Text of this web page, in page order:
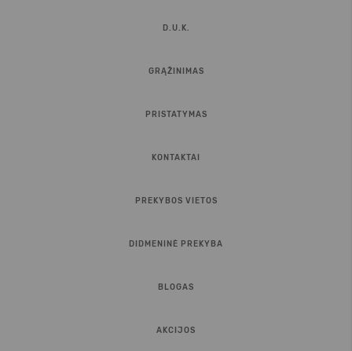
D.U.K.
GRĄŽINIMAS
PRISTATYMAS
KONTAKTAI
PREKYBOS VIETOS
DIDMENINĖ PREKYBA
BLOGAS
AKCIJOS